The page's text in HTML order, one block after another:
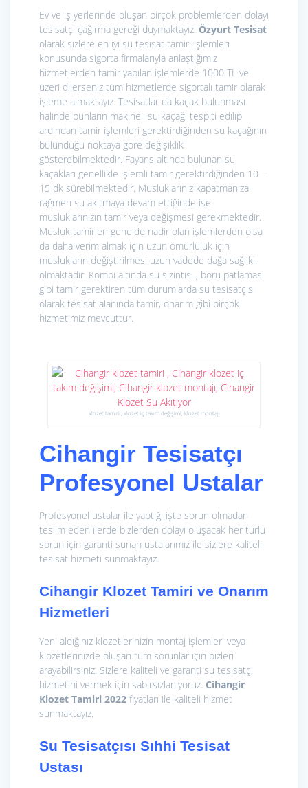
Ev ve iş yerlerinde oluşan birçok problemlerden dolayı
tesisatçı çağırma gereği duymaktayız. Özyurt Tesisat
olarak sizlere en iyi su tesisat tamiri işlemleri
konusunda sigorta firmalarıyla anlaştığımız
hizmetlerden tamir yapılan işlemlerde 1000 TL ve
üzeri dilerseniz tüm hizmetlerde sigortalı tamir olarak
işleme almaktayız. Tesisatlar da kaçak bulunması
halinde bunların makineli su kaçağı tespiti edilip
ardından tamir işlemleri gerektirdiğinden su kaçağının
bulunduğu noktaya göre değişiklik
gösterebilmektedir. Fayans altında bulunan su
kaçakları genellikle işlemli tamir gerektirdiğinden 10 –
15 dk sürebilmektedir. Musluklarınız kapatmanıza
rağmen su akıtmaya devam ettiğinde ise
musluklarınızın tamir veya değişmesi gerekmektedir.
Musluk tamirleri genelde nadir olan işlemlerden olsa
da daha verim almak için uzun ömürlülük için
muslukların değiştirilmesi uzun vadede dağa sağlıklı
olmaktadır. Kombi altında su sızıntısı , boru patlaması
gibi tamir gerektiren tüm durumlarda su tesisatçısı
olarak tesisat alanında tamir, onarım gibi birçok
hizmetimiz mevcuttur.
klozet tamiri , klozet iç takım değişimi, klozet montajı
Cihangir Tesisatçı
Profesyonel Ustalar
Profesyonel ustalar ile yaptığı işte sorun olmadan
teslim eden ilerde bizlerden dolayı oluşacak her türlü
sorun için garanti sunan ustalarımız ile sizlere kaliteli
tesisat hizmeti sunmaktayız.
Cihangir Klozet Tamiri ve Onarım
Hizmetleri
Yeni aldığınız klozetlerinizin montaj işlemleri veya
klozetlerinizde oluşan tüm sorunlar için bizleri
arayabilirsiniz. Sizlere kaliteli ve garanti su tesisatçı
hizmetini vermek için sabırsızlanıyoruz. Cihangir
Klozet Tamiri 2022 fiyatları ile kaliteli hizmet
sunmaktayız.
Su Tesisatçısı Sıhhi Tesisat
Ustası